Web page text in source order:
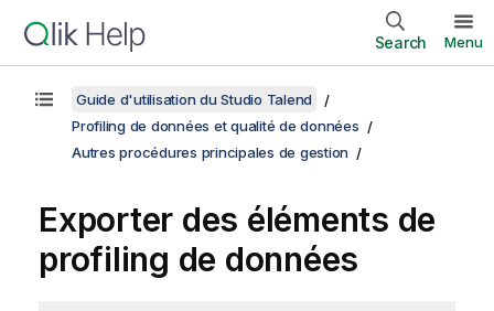
Search Menu
Guide d'utilisation du Studio Talend
Profiling de données et qualité de données
Autres procédures principales de gestion
Exporter des éléments de
profiling de données